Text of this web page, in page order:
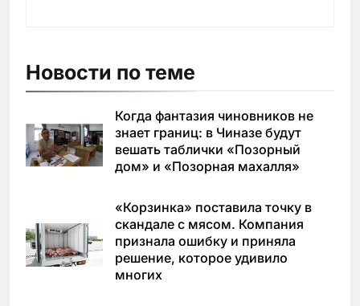
Новости по теме
Когда фантазия чиновников не
знает границ: в Чиназе будут
вешать таблички «Позорный
дом» и «Позорная махалля»
«Корзинка» поставила точку в
скандале с мясом. Компания
признала ошибку и приняла
решение, которое удивило
многих